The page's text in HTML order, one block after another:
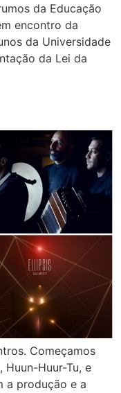
da Educação
encontro da
da Universidade
da Lei da
Começamos
Huun-Huur-Tu, e
a produção e a